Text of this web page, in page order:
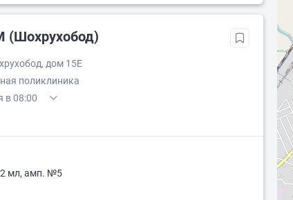
дом 15Е
поликлиника
в 08:00
мл, амп. №5